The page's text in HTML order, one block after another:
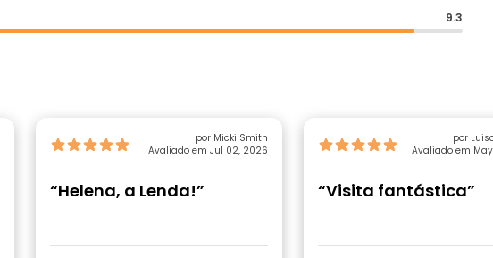
9.3
por Micki Smith
Avaliado em Jul 02, 2026
“Helena, a Lenda!”
por
Avaliado em
“Visita fantástica”